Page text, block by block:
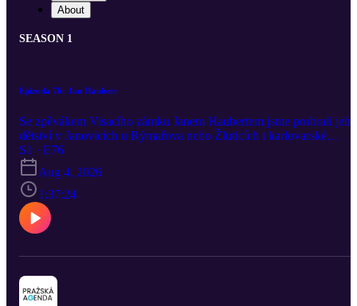
About
SEASON 1
Epizoda 76: Jan Haubert
Se zpěvákem Visacího zámku Janem Haubertem jsme probrali jeho
dětství v Janovicích u Rýmařova nebo Žluticích i karlovarské
gymnázium. Probrali jsme, jak se dostal k muzice, i začátky kapely
na strahovských kolejích. S frontmanem kapely, která hraje ve
sestavě už 43 let, jsme samozřejmě mluvili i o tom, co je dnes
známka punku.
S1 · E76
Aug 4, 2026
1:37:24